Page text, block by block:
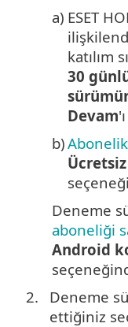
a) ESET
katılım
30
Devam
b)
Deneme
aboneliği
Android
2.
Deneme
ettiğiniz